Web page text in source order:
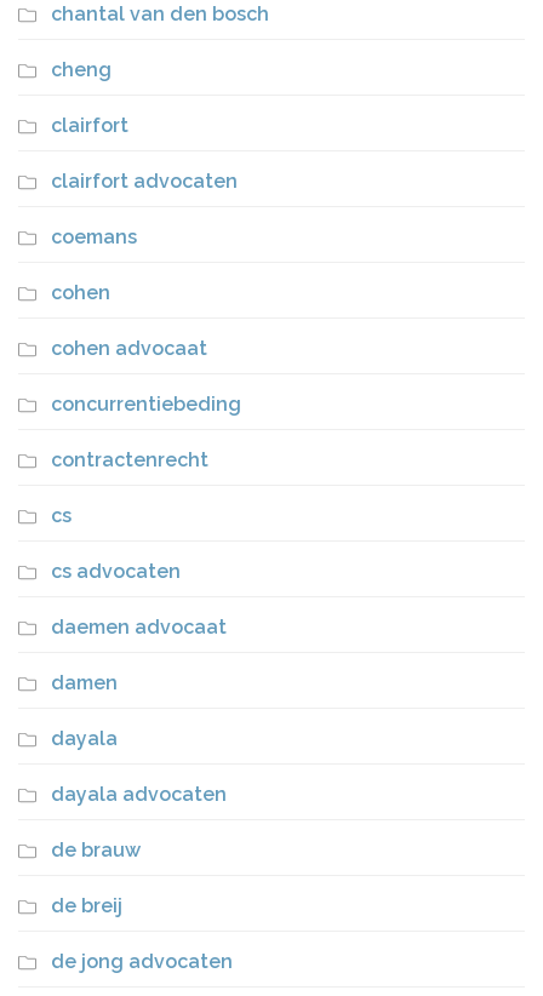
chantal van den bosch
cheng
clairfort
clairfort advocaten
coemans
cohen
cohen advocaat
concurrentiebeding
contractenrecht
cs
cs advocaten
daemen advocaat
damen
dayala
dayala advocaten
de brauw
de breij
de jong advocaten